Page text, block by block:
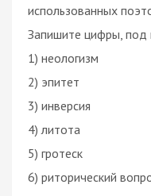
использованных
Запишите цифры, под
1) неологизм
2) эпитет
3) инверсия
4) литота
5) гротеск
6) риторический